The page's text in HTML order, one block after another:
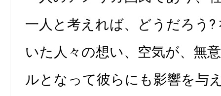
一人と考えれば、どうだろう
いた人々の想い、空気が、無
ルとなって彼らにも影響を与